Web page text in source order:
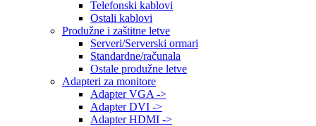
Telefonski kablovi
Ostali kablovi
Produžne i zaštitne letve
Serveri/Serverski ormari
Standardne/računala
Ostale produžne letve
Adapteri za monitore
Adapter VGA ->
Adapter DVI ->
Adapter HDMI ->